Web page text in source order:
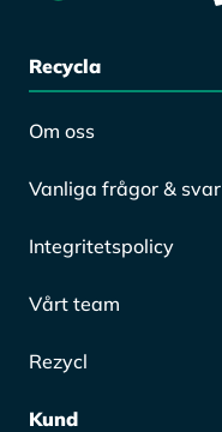
Recycla
Om oss
Vanliga frågor & svar
Integritetspolicy
Vårt team
Rezycl
Kund